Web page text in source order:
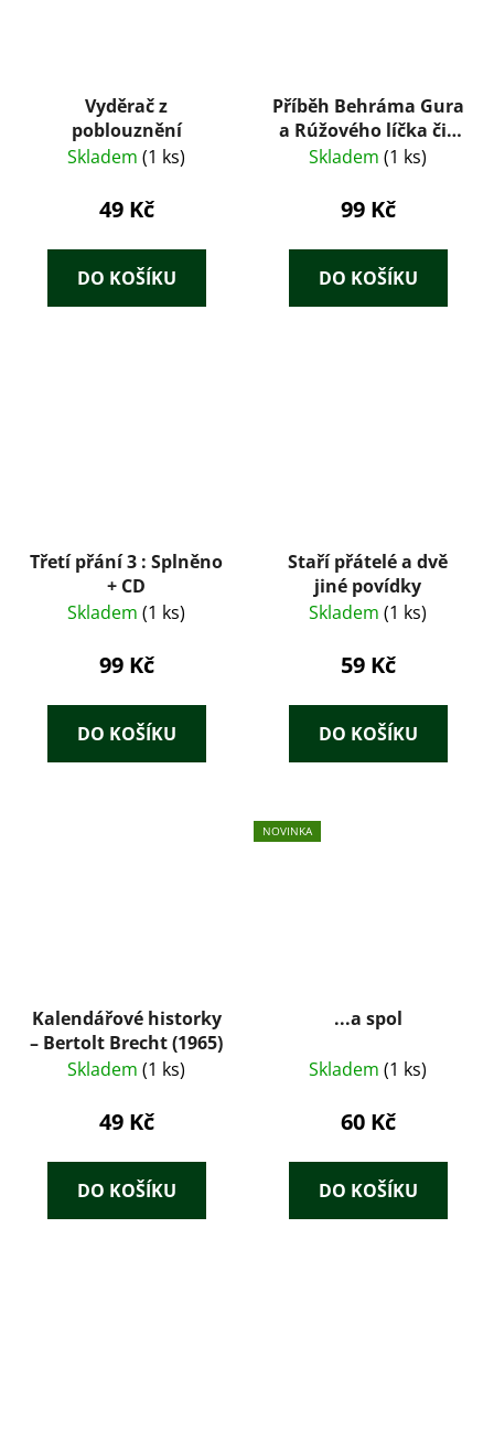
Vyděrač z
poblouznění
Skladem (1 ks)
49 Kč
DO KOŠÍKU
Příběh Behráma Gura
a Rúžového líčka čili
sedm dní a sedm nocí
Skladem (1 ks)
99 Kč
DO KOŠÍKU
Třetí přání 3 : Splněno
+ CD
Skladem (1 ks)
99 Kč
DO KOŠÍKU
Staří přátelé a dvě
jiné povídky
Skladem (1 ks)
59 Kč
DO KOŠÍKU
Kalendářové historky
– Bertolt Brecht (1965)
Skladem (1 ks)
49 Kč
DO KOŠÍKU
NOVINKA
...a spol
Skladem (1 ks)
60 Kč
DO KOŠÍKU